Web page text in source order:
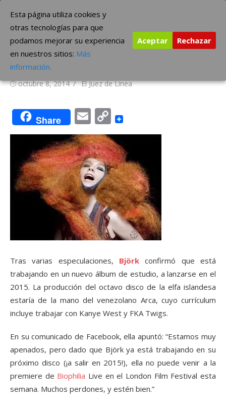
contenido
The Borderline Music
Björk, trabajando en su nuevo
disco …
Publicada
octubre 8, 2014 Autor
El Juez de Linea
Share EmailCopy
Link
Tras varias especulaciones, Björk confirmó que está
trabajando en un nuevo álbum de estudio, a lanzarse en el
2015. La producción del octavo disco de la elfa islandesa
estaría de la mano del venezolano Arca, cuyo currículum
incluye trabajar con Kanye West y FKA Twigs.
En su comunicado de Facebook, ella apuntó: “Estamos muy
apenados, pero dado que Björk ya está trabajando en su
próximo disco (¡a salir en 2015!), ella no puede venir a la
premiere de Biophilia Live en el London Film Festival esta
semana. Muchos perdones, y estén bien.”
Esta página utiliza cookies y
otras tecnologías para que
podamos mejorar su experiencia
en nuestros sitios: Más
información.
Aceptar Rechazar